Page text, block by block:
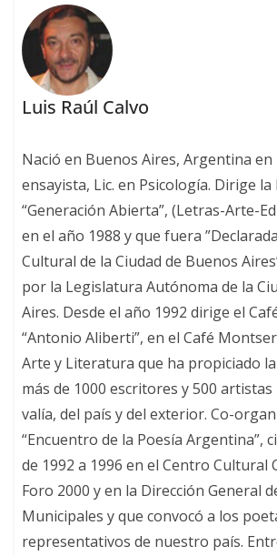
Luis Raúl Calvo
Nació en Buenos Aires, Argentina en
ensayista, Lic. en Psicología. Dirige
“Generación Abierta”, (Letras-Arte-
en el año 1988 y que fuera
Cultural de la Ciudad de Buenos
por la Legislatura Autónoma de la
Aires. Desde el año 1992 dirige el
“Antonio Aliberti”, en el Café
Arte y Literatura que ha propiciado
más de 1000 escritores y 500
valía, del país y del exterior. Co-
“Encuentro de la Poesía Argentina”,
de 1992 a 1996 en el Centro Cultural
Foro 2000 y en la Dirección General
Municipales y que convocó a los
representativos de nuestro país.